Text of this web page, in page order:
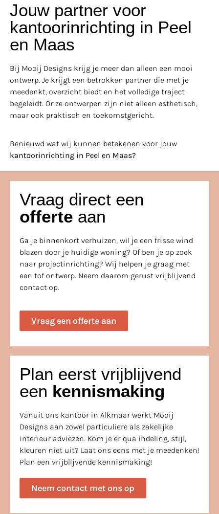
Jouw partner voor
kantoorinrichting in Peel
en Maas
Bij Mooij Designs krijg je meer dan alleen een mooi
ontwerp. Je krijgt een betrokken partner die met je
meedenkt, overzicht biedt en het volledige traject
begeleidt. Onze ontwerpen zijn niet alleen esthetisch,
maar ook praktisch en toekomstgericht.
Benieuwd wat wij kunnen betekenen voor jouw
kantoorinrichting in Peel en Maas?
Vraag direct een
offerte aan
Ga je binnenkort verhuizen, wil je een frisse wind
blazen door je huidige woning? Of ben je op zoek
naar projectinrichting? Wij helpen je graag met
een tof ontwerp. Neem daarom gerust vrijblijvend
contact op.
Vraag een offerte aan
Plan eerst vrijblijvend
een kennismaking
Vanuit ons kantoor in Alkmaar werkt Mooij
Designs aan zowel particuliere als zakelijke
interieur adviezen. Kom je er qua indeling, stijl,
kleuren niet uit? Laat ons eens met je meedenken!
Plan een vrijblijvende kennismaking!
Neem contact met ons op